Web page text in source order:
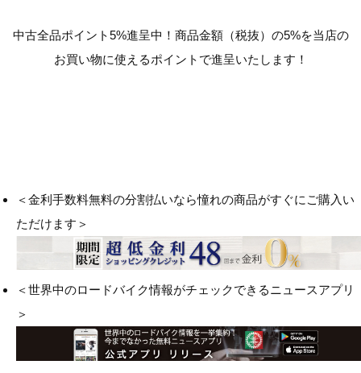
中古全品ポイント5%進呈中！商品金額（税抜）の5%を当店の
お買い物に使えるポイントで進呈いたします！
＜金利手数料無料の分割払いなら憧れの商品がすぐにご購入い
ただけます＞
＜世界中のロードバイク情報がチェックできるニュースアプリ
＞